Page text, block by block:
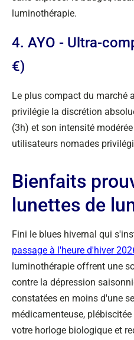
luminothérapie.
4. AYO - Ultra-
€)
Le plus compact du marché
privilégie la discrétion
(3h) et son intensité
utilisateurs nomades
Bienfaits
lunettes de
Fini le blues hivernal qui
passage à l'heure d'hiver
luminothérapie offrent une
contre la dépression
constatées en moins d'une
médicamenteuse,
votre horloge biologique et